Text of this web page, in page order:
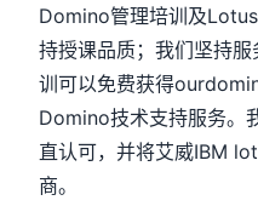
Domino管理培训及
持授课品质；我们坚持
训可以免费获得
Domino技术支持服务。
直认可，并将艾威IBM
商。